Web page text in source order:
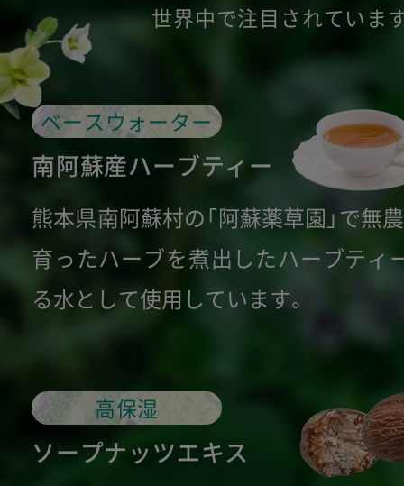
世界中で注目されていま
ベースウォーター
南阿蘇産ハーブティー
熊本県南阿蘇村の「阿蘇薬草園」で無
育ったハーブを煮出したハーブティ
る水として使用しています。
高保湿
ソープナッツエキス